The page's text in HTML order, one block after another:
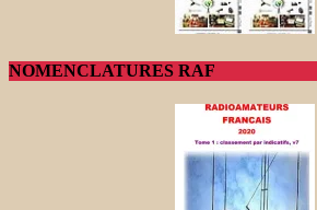
NOMENCLATURES RAF